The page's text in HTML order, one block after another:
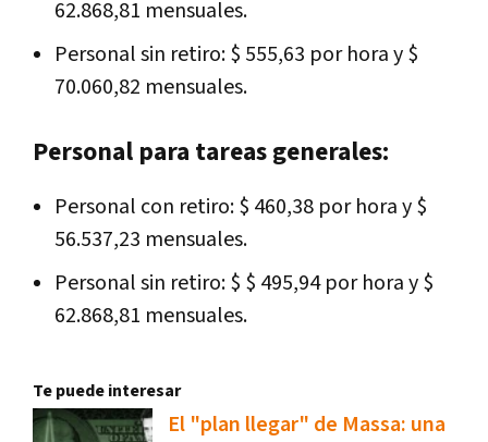
62.868,81 mensuales.
Personal sin retiro: $ 555,63 por hora y $
70.060,82 mensuales.
Personal para tareas generales:
Personal con retiro: $ 460,38 por hora y $
56.537,23 mensuales.
Personal sin retiro: $ $ 495,94 por hora y $
62.868,81 mensuales.
Te puede interesar
El "plan llegar" de Massa: una